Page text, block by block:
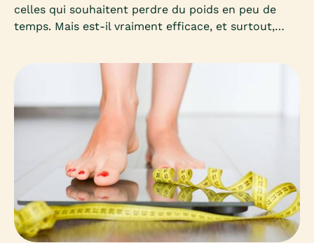
celles qui souhaitent perdre du poids en peu de
temps. Mais est-il vraiment efficace, et surtout,
article complet les clés pour comprendre, choisir et
appliquer un régime rapide adapté à vos besoins,
sans mettre votre corps en difficulté.